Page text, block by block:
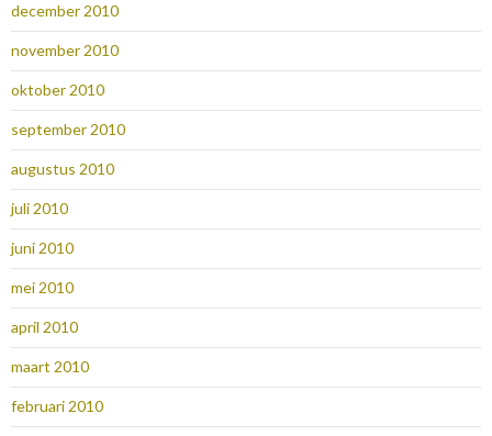
december 2010
november 2010
oktober 2010
september 2010
augustus 2010
juli 2010
juni 2010
mei 2010
april 2010
maart 2010
februari 2010